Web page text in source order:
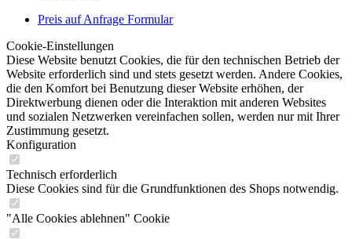
Preis auf Anfrage Formular
Cookie-Einstellungen
Diese Website benutzt Cookies, die für den technischen Betrieb der
Website erforderlich sind und stets gesetzt werden. Andere Cookies,
die den Komfort bei Benutzung dieser Website erhöhen, der
Direktwerbung dienen oder die Interaktion mit anderen Websites
und sozialen Netzwerken vereinfachen sollen, werden nur mit Ihrer
Zustimmung gesetzt.
Konfiguration
Technisch erforderlich
Diese Cookies sind für die Grundfunktionen des Shops notwendig.
"Alle Cookies ablehnen" Cookie